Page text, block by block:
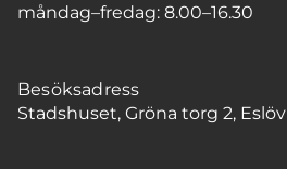
måndag–fredag: 8.00–16.30
Besöksadress
Stadshuset, Gröna torg 2, Eslöv